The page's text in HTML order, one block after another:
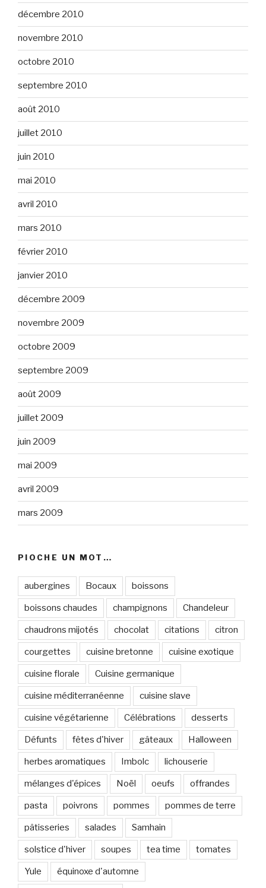
décembre 2010
novembre 2010
octobre 2010
septembre 2010
août 2010
juillet 2010
juin 2010
mai 2010
avril 2010
mars 2010
février 2010
janvier 2010
décembre 2009
novembre 2009
octobre 2009
septembre 2009
août 2009
juillet 2009
juin 2009
mai 2009
avril 2009
mars 2009
PIOCHE UN MOT…
aubergines Bocaux boissons
boissons chaudes champignons Chandeleur
chaudrons mijotés chocolat citations citron
courgettes cuisine bretonne cuisine exotique
cuisine florale Cuisine germanique
cuisine méditerranéenne cuisine slave
cuisine végétarienne Célébrations desserts
Défunts fêtes d'hiver gâteaux Halloween
herbes aromatiques Imbolc lichouserie
mélanges d'épices Noël oeufs offrandes
pasta poivrons pommes pommes de terre
pâtisseries salades Samhain
solstice d'hiver soupes tea time tomates
Yule équinoxe d'automne